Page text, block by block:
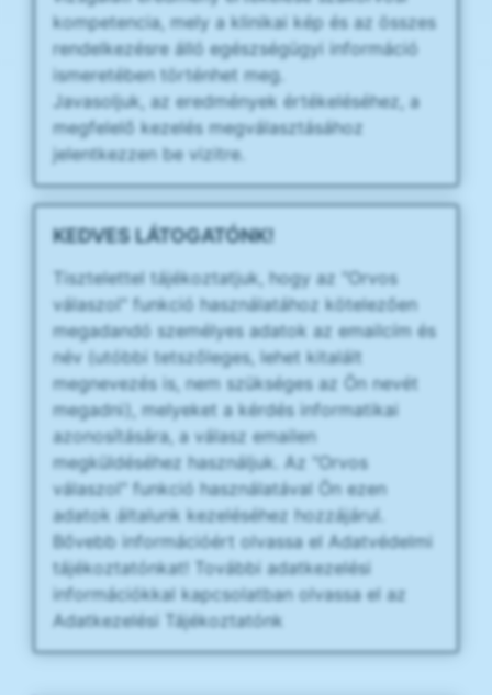
kompetencia, mely a klinikai kép és az összes
rendelkezésre álló egészségügyi információ
ismeretében történhet meg.
Javasoljuk, az eredmények értékeléséhez, a
megfelelő kezelés megválasztásához
jelentkezzen be vizitre.
KEDVES LÁTOGATÓNK!
Tisztelettel tájékoztatjuk, hogy az "Orvos
válaszol" funkció használatához kötelezően
megadandó személyes adatok az emailcím és
név (utóbbi tetszőleges, lehet kitalált
megnevezés is, nem szükséges az Ön nevét
megadni), melyeket a kérdés informatikai
azonosítására, a válasz emailen
megküldéséhez használjuk. Az "Orvos
válaszol" funkció használatával Ön ezen
adatok általunk kezeléséhez hozzájárul.
Bővebb információért olvassa el Adatvédelmi
tájékoztatónkat! További adatkezelési
információkkal kapcsolatban olvassa el az
Adatkezelési Tájékoztatónk